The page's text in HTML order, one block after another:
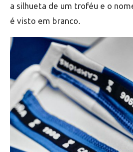
a silhueta de um troféu e o
é visto em branco.